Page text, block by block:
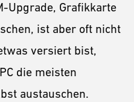
Upgrade, Grafikkarte
ist aber oft nicht
versiert bist,
die meisten
austauschen.